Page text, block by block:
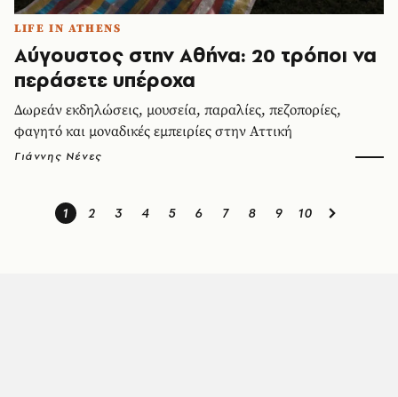
LIFE IN ATHENS
Αύγουστος στην Αθήνα: 20 τρόποι να
περάσετε υπέροχα
Δωρεάν εκδηλώσεις, μουσεία, παραλίες, πεζοπορίες,
φαγητό και μοναδικές εμπειρίες στην Αττική
Γιάννης Νένες
1 2 3 4 5 6 7 8 9 10